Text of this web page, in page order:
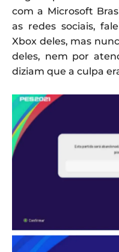
com a Microsoft
as redes sociais,
Xbox deles, mas
deles, nem por
diziam que a culpa